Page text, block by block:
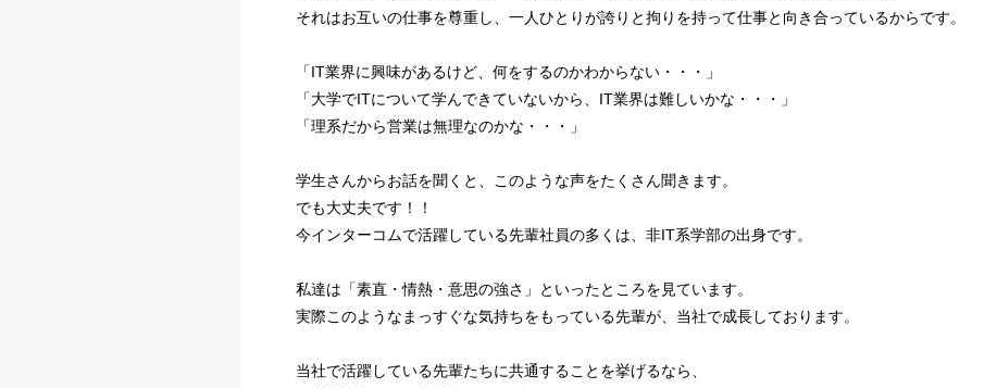
それはお互いの仕事を尊重し、一人ひとりが誇りと拘りを持って仕事と向き合っているからです。
「IT業界に興味があるけど、何をするのかわからない・・・」
「大学でITについて学んできていないから、IT業界は難しいかな・・・」
「理系だから営業は無理なのかな・・・」
学生さんからお話を聞くと、このような声をたくさん聞きます。
でも大丈夫です！！
今インターコムで活躍している先輩社員の多くは、非IT系学部の出身です。
私達は「素直・情熱・意思の強さ」といったところを見ています。
実際このようなまっすぐな気持ちをもっている先輩が、当社で成長しております。
当社で活躍している先輩たちに共通することを挙げるなら、